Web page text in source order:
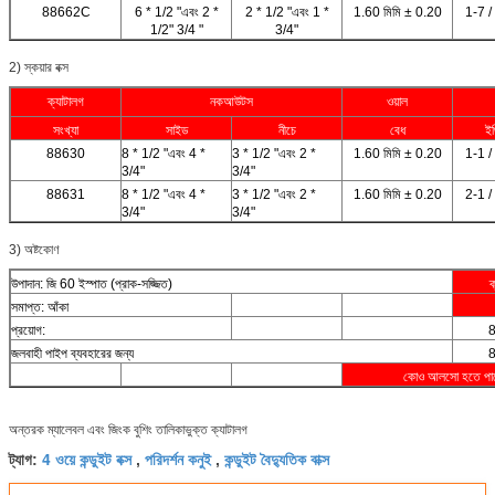
88662C
6 * 1/2 "এবং 2 *
1/2" 3/4 "
2 * 1/2 "এবং 1 *
3/4"
1.60 মিমি ± 0.20 1-7 /
2) স্কয়ার বক্স
ক্যাটালগ নকআউটস
ওয়াল
সংখ্যা
সাইড নীচে বেধ
88630
8 * 1/2 "এবং 4 *
3/4"
3 * 1/2 "এবং 2 *
3/4"
1.60 মিমি ± 0.20 1-1 /
88631
8 * 1/2 "এবং 4 *
3/4"
3 * 1/2 "এবং 2 *
3/4"
1.60 মিমি ± 0.20 2-1 /
3) অষ্টকোণ
উপাদান: জি 60 ইস্পাত (প্রাক-সজ্জিত)
সমাপ্ত: আঁকা
প্রয়োগ:
জলবাহী পাইপ ব্যবহারের জন্য
কোও আলসো হতে
অন্তরক ম্যালেবল এবং জিংক বুশিং তালিকাভুক্ত ক্যাটালগ
ট্যাগ: 4 ওয়ে কন্ডুইট বক্স, পরিদর্শন কনুই, কন্ডুইট বৈদ্যুতিক বাক্স